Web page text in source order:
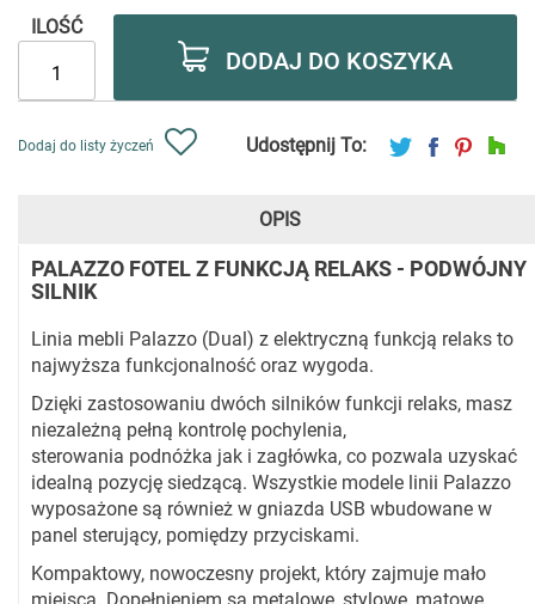
ILOŚĆ
DODAJ DO KOSZYKA
Dodaj do listy życzeń Udostępnij To:
OPIS
PALAZZO FOTEL Z FUNKCJĄ RELAKS - PODWÓJNY
SILNIK
Linia mebli Palazzo (Dual) z elektryczną funkcją relaks to
najwyższa funkcjonalność oraz wygoda.
Dzięki zastosowaniu dwóch silników funkcji relaks, masz
niezależną pełną kontrolę pochylenia,
sterowania podnóżka jak i zagłówka, co pozwala uzyskać
idealną pozycję siedzącą. Wszystkie modele linii Palazzo
wyposażone są również w gniazda USB wbudowane w
panel sterujący, pomiędzy przyciskami.
Kompaktowy, nowoczesny projekt, który zajmuje mało